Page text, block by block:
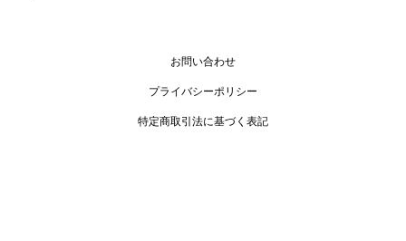
お問い合わせ
プライバシーポリシー
特定商取引法に基づく表記